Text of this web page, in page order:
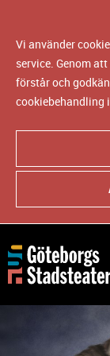
Vi använder
service. Genom
förstår och
cookiebehandling